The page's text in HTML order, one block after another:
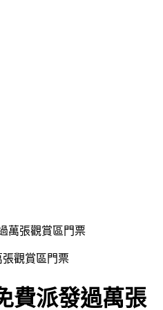
萬張觀賞區門票
費派發過萬張